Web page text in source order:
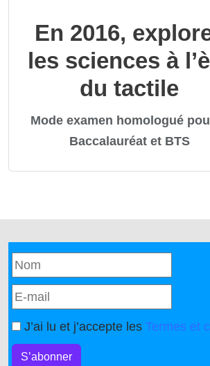
En 2016,
les sciences à
du tactile
Mode examen homologué
Baccalauréat et BTS
J’ai lu et j’accepte les Termes et
S’abonner